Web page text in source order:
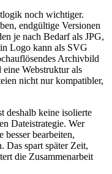
noch wichtiger.
endgültige Versionen
je nach Bedarf als JPG,
Logo kann als SVG
Archivbild
Webstruktur als
nicht nur kompatibler,
keine isolierte
Dateistrategie. Wer
besser bearbeiten,
Das spart später Zeit,
die Zusammenarbeit